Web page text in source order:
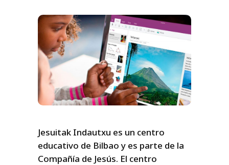
Jesuitak Indautxu es un centro
educativo de Bilbao y es parte de la
Compañía de Jesús. El centro